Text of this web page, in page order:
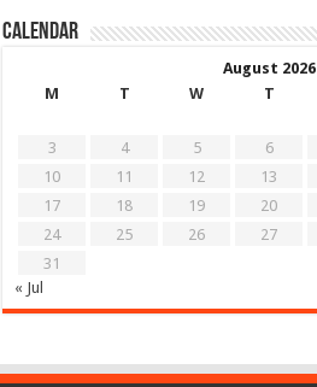
Calendar
August 2026
M
T W T
3
4 5 6
10
11 12 13
17
18 19 20
24
25 26 27
31
« Jul